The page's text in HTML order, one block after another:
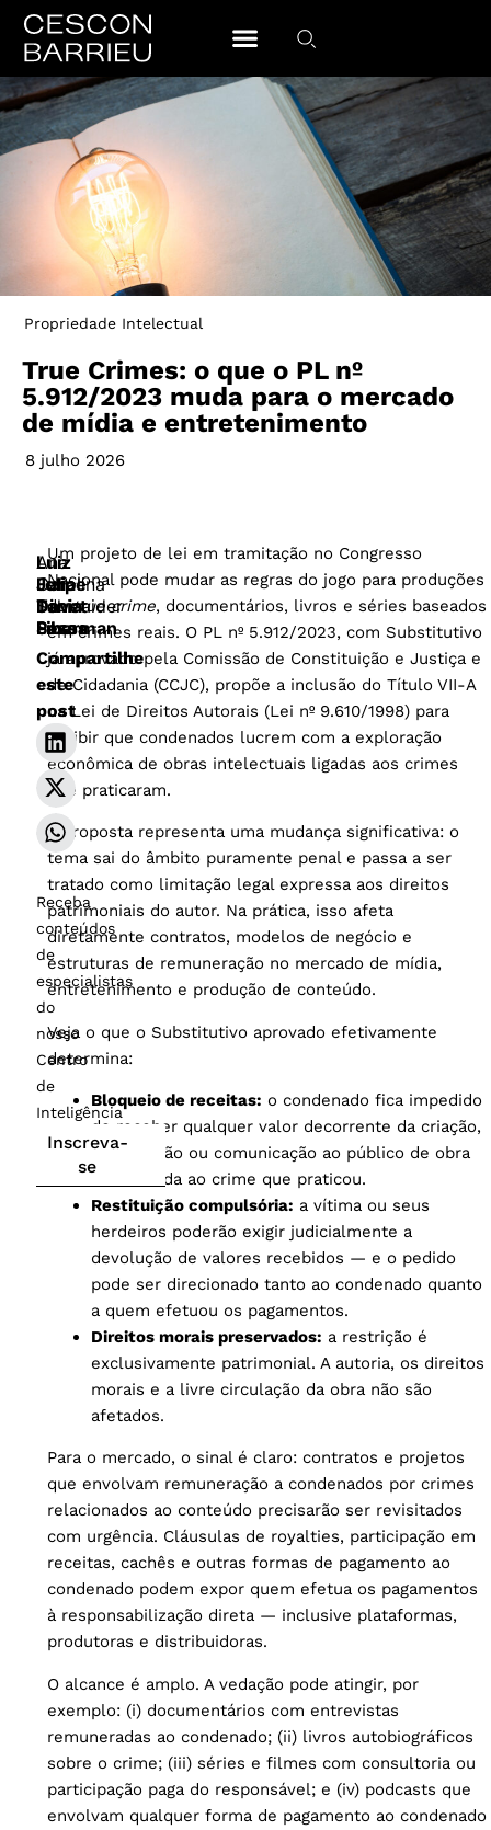
Propriedade Intelectual
True Crimes: o que o PL nº
5.912/2023 muda para o mercado
de mídia e entretenimento
8 julho 2026
Um projeto de lei em tramitação no Congresso
Nacional pode mudar as regras do jogo para produções
detrue crime, documentários, livros e séries baseados
em crimes reais. O PL nº 5.912/2023, com Substitutivo
já aprovado pela Comissão de Constituição e Justiça e
de Cidadania (CCJC), propõe a inclusão do Título VII-A
na Lei de Direitos Autorais (Lei nº 9.610/1998) para
proibir que condenados lucrem com a exploração
econômica de obras intelectuais ligadas aos crimes
que praticaram.
A proposta representa uma mudança significativa: o
tema sai do âmbito puramente penal e passa a ser
tratado como limitação legal expressa aos direitos
patrimoniais do autor. Na prática, isso afeta
diretamente contratos, modelos de negócio e
estruturas de remuneração no mercado de mídia,
entretenimento e produção de conteúdo.
Veja o que o Substitutivo aprovado efetivamente
determina:
Bloqueio de receitas: o condenado fica impedido
de receber qualquer valor decorrente da criação,
distribuição ou comunicação ao público de obra
relacionada ao crime que praticou.
Restituição compulsória: a vítima ou seus
herdeiros poderão exigir judicialmente a
devolução de valores recebidos — e o pedido
pode ser direcionado tanto ao condenado quanto
a quem efetuou os pagamentos.
Direitos morais preservados: a restrição é
exclusivamente patrimonial. A autoria, os direitos
morais e a livre circulação da obra não são
afetados.
Para o mercado, o sinal é claro: contratos e projetos
que envolvam remuneração a condenados por crimes
relacionados ao conteúdo precisarão ser revisitados
com urgência. Cláusulas de royalties, participação em
receitas, cachês e outras formas de pagamento ao
condenado podem expor quem efetua os pagamentos
à responsabilização direta — inclusive plataformas,
produtoras e distribuidoras.
O alcance é amplo. A vedação pode atingir, por
exemplo: (i) documentários com entrevistas
remuneradas ao condenado; (ii) livros autobiográficos
sobre o crime; (iii) séries e filmes com consultoria ou
participação paga do responsável; e (iv) podcasts que
envolvam qualquer forma de pagamento ao condenado
Julia
Davet
Pazos
Luiz
Felipe
Di
Sessa
Tania
Liberman
Ana
Carolina
Schinaider
Silva
Compartilhe
este
post
Receba
conteúdos
de
especialistas
do
nosso
Centro
de
Inteligência
Inscreva-
se